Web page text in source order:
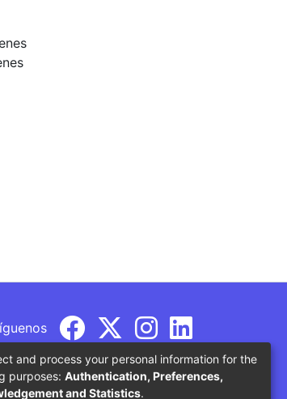
and process your personal information for the
purposes: Authentication, Preferences,
and Statistics.